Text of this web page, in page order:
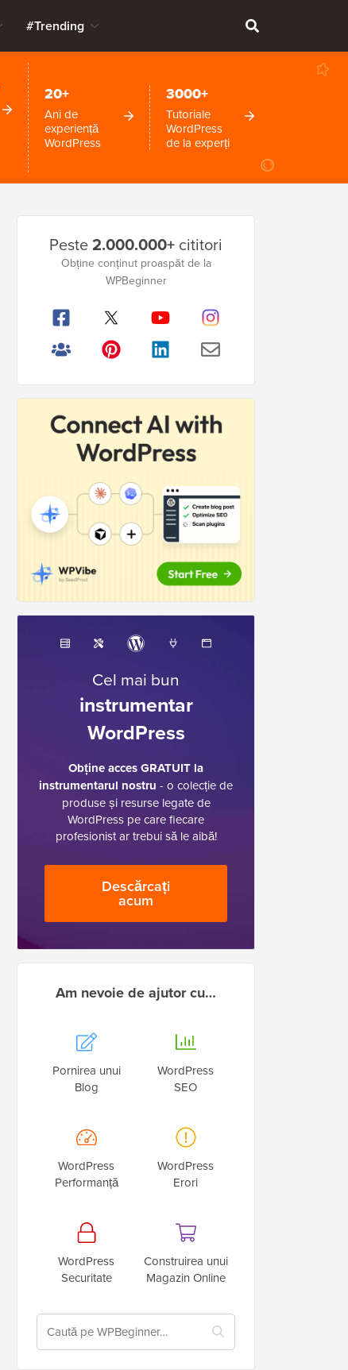
#Trending
20+
Ani de
experiență
WordPress
3000+
Tutoriale
WordPress
de la experți
laterală
Peste2.000.000+ cititori
Obține conținut proaspăt de la
WPBeginner
Cel mai bun
instrumentar
WordPress
Obține acces GRATUIT la
instrumentarul nostru - o colecție de
produse și resurse legate de
WordPress pe care fiecare
profesionist ar trebui să le aibă!
Descărcați
acum
Am nevoie de ajutor cu…
Pornirea unui
Blog
WordPress
SEO
WordPress
Performanță
WordPress
Erori
WordPress
Securitate
Construirea unui
Magazin Online